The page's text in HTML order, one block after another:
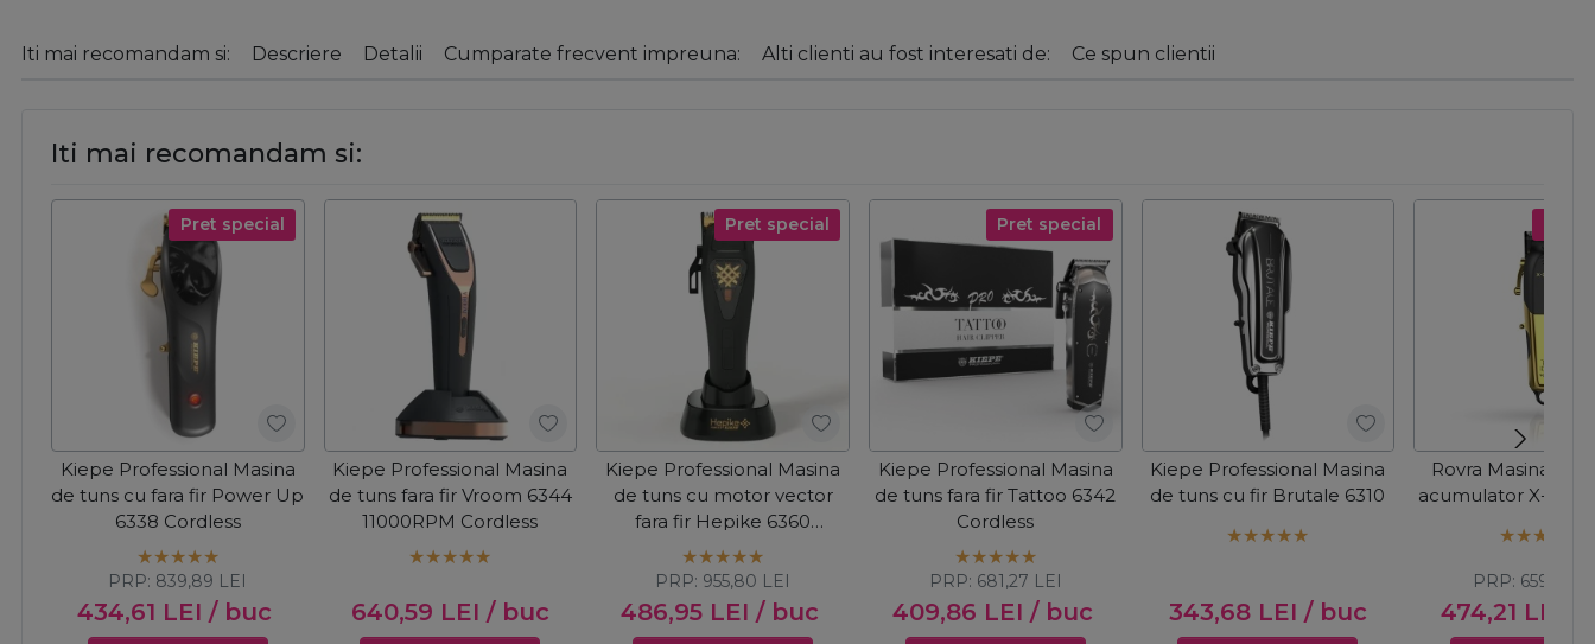
Iti mai recomandam si: Descriere Detalii Cumparate frecvent impreuna: Alti clienti au fost interesati de: Ce spun clientii
Iti mai recomandam si:
Pret special
Kiepe Professional Masina
de tuns cu fara fir Power Up
6338 Cordless
434,61 LEI / buc
PRP: 839,89 LEI
Kiepe Professional Masina
de tuns fara fir Vroom 6344
11000RPM Cordless
640,59 LEI / buc
Pret special
Kiepe Professional Masina
de tuns cu motor vector
fara fir Hepike 6360
Cordless
486,95 LEI / buc
PRP: 955,80 LEI
Pret special
Kiepe Professional Masina
de tuns fara fir Tattoo 6342
Cordless
409,86 LEI / buc
PRP: 681,27 LEI
Kiepe Professional Masina
de tuns cu fir Brutale 6310
343,68 LEI / buc
Rovra Masina de
acumulator X-Clip
474,21 LEI
PRP: 659,00